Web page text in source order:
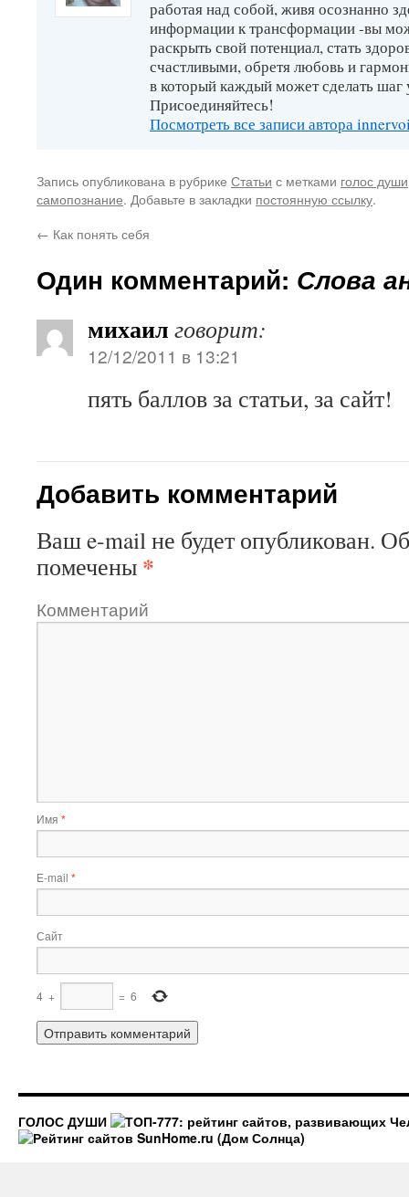
работая над собой, живя осознанно
информации к трансформации -вы
раскрыть свой потенциал, стать
счастливыми, обретя любовь и
в который каждый может сделать шаг
Присоединяйтесь!
Посмотреть все записи автора
Запись опубликована в рубрике Статьи с метками голос души
самопознание. Добавьте в закладки постоянную ссылку.
← Как понять себя
Один комментарий: Слова
михаил говорит:
12/12/2011 в 13:21
пять баллов за статьи, за сайт!
Добавить комментарий
Ваш e-mail не будет опубликован.
помечены *
Комментарий
Имя *
E-mail *
Сайт
4 + = 6
ГОЛОС ДУШИ